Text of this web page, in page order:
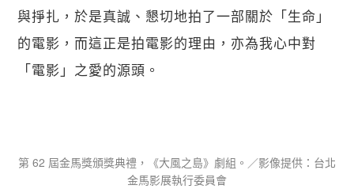
與掙扎，於是真誠、懇切地拍了一部關於「生命」
的電影，而這正是拍電影的理由，亦為我心中對
「電影」之愛的源頭。
第 62 屆金馬獎頒獎典禮，《大風之島》劇組。／影像提供：台北
金馬影展執行委員會